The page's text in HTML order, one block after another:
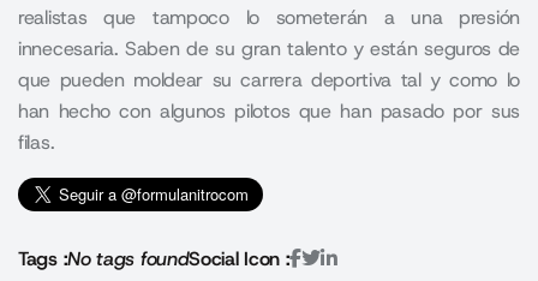
realistas que tampoco lo someterán a una presión
innecesaria. Saben de su gran talento y están seguros de
que pueden moldear su carrera deportiva tal y como lo
han hecho con algunos pilotos que han pasado por sus
filas.
Tags :No tags foundSocial Icon :